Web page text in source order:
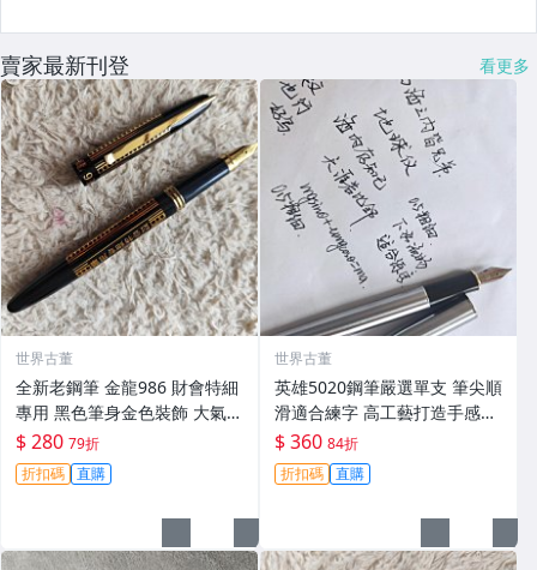
賣家最新刊登 看更多
世界古董
全新老鋼筆 金龍986 財會特細
專用 黑色筆身金色裝飾 大氣順
滑好寫 小明尖 筆夾輕微氧化
無損毫毛 新手舊藏共賞 財會鋼
筆 傳承工藝 滑動自如 古典風
$ 280 79折
折扣碼 直購
世界古董
英雄5020鋼筆嚴選單支 筆尖順
滑適合練字 高工藝打造手感佳
英雄5020 鋪筆 卡其色 鉑金鍍
工藝 經典款式 英雄5020 鋪筆
時尚經典 字體工整
$ 360 84折
折扣碼 直購